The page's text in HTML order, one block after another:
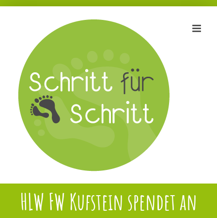
HLW FW Kufstein spendet an